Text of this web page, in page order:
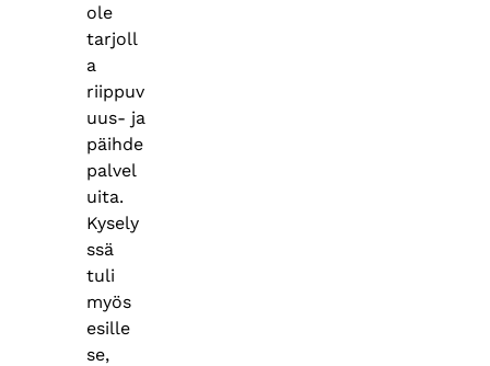
ole
tarjoll
a
riippuv
uus- ja
päihde
palvel
uita.
Kysely
ssä
tuli
myös
esille
se,